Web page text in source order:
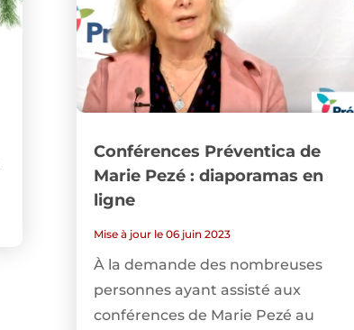
Conférences Préventica de
Marie Pezé : diaporamas en
ligne
Mise à jour le 06 juin 2023
À la demande des nombreuses
personnes ayant assisté aux
conférences de Marie Pezé au